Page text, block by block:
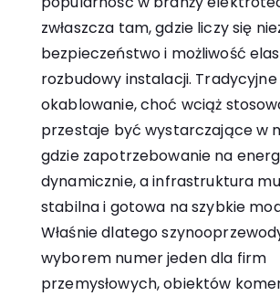
zwłaszcza tam, gdzie liczy się
bezpieczeństwo i możliwość
rozbudowy instalacji. Tradycyjne
okablowanie, choć wciąż
przestaje być wystarczające w
gdzie zapotrzebowanie na
dynamicznie, a infrastruktura
stabilna i gotowa na szybkie
Właśnie dlatego
wyborem numer jeden dla firm
przemysłowych, obiektów